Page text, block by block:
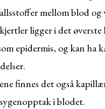
mellom blod og
ligger i det øverste
epidermis, og kan ha
finnes det også
i blodet.